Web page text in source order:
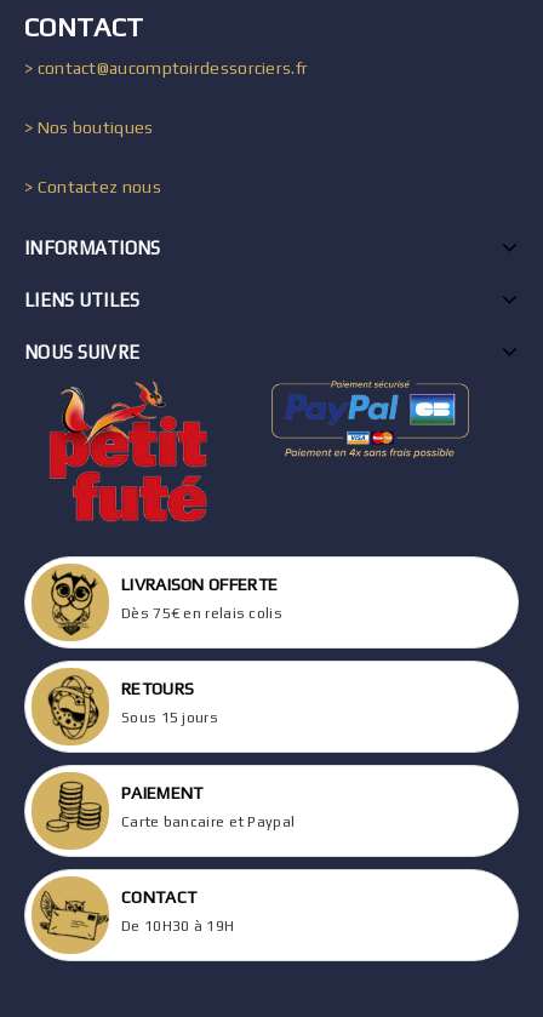
CONTACT
> contact@aucomptoirdessorciers.fr
> Nos boutiques
> Contactez nous
INFORMATIONS
LIENS UTILES
NOUS SUIVRE
LIVRAISON OFFERTE
Dès 75€ en relais colis
RETOURS
Sous 15 jours
PAIEMENT
Carte bancaire et Paypal
CONTACT
De 10H30 à 19H